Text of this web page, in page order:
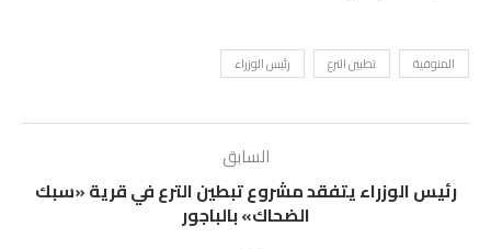
المنوفية تطبين الترع رئيس الوزراء
السابق
رئيس الوزراء يتفقد مشروع تبطين الترع في قرية «سبك
الضحاك» بالباجور